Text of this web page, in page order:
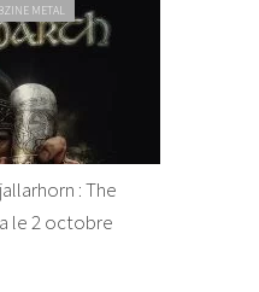
METAL
: The
le 2 octobre